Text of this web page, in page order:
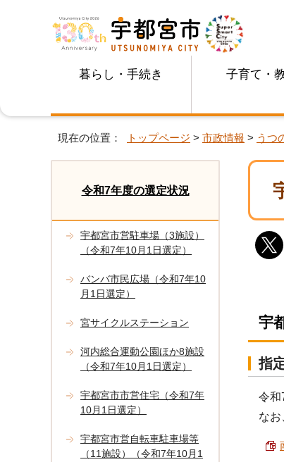
暮らし・手続き 子育て・
現在の位置： トップページ > 市政情報 > うつ
宇
指
令和
なお
令和7年度の選定状況
宇都宮市営駐車場（3施設）
（令和7年10月1日選定）
バンバ市民広場（令和7年10
月1日選定）
宮サイクルステーション
河内総合運動公園ほか8施設
（令和7年10月1日選定）
宇都宮市市営住宅（令和7年
10月1日選定）
宇都宮市営自転車駐車場等
（11施設）（令和7年10月1